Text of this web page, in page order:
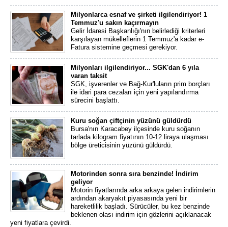
Milyonlarca esnaf ve şirketi ilgilendiriyor! 1
Temmuz'u sakın kaçırmayın
Gelir İdaresi Başkanlığı'nın belirlediği kriterleri
karşılayan mükelleflerin 1 Temmuz'a kadar e-
Fatura sistemine geçmesi gerekiyor.
Milyonları ilgilendiriyor... SGK'dan 6 yıla
varan taksit
SGK, işverenler ve Bağ-Kur'luların prim borçları
ile idari para cezaları için yeni yapılandırma
sürecini başlattı.
Kuru soğan çiftçinin yüzünü güldürdü
Bursa'nın Karacabey ilçesinde kuru soğanın
tarlada kilogram fiyatının 10-12 liraya ulaşması
bölge üreticisinin yüzünü güldürdü.
Motorinden sonra sıra benzinde! İndirim
geliyor
Motorin fiyatlarında arka arkaya gelen indirimlerin
ardından akaryakıt piyasasında yeni bir
hareketlilik başladı. Sürücüler, bu kez benzinde
beklenen olası indirim için gözlerini açıklanacak
yeni fiyatlara çevirdi.